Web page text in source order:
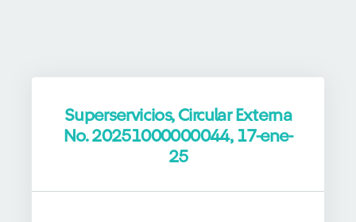
Superservicios, Circular Externa
No. 20251000000044, 17-ene-
25